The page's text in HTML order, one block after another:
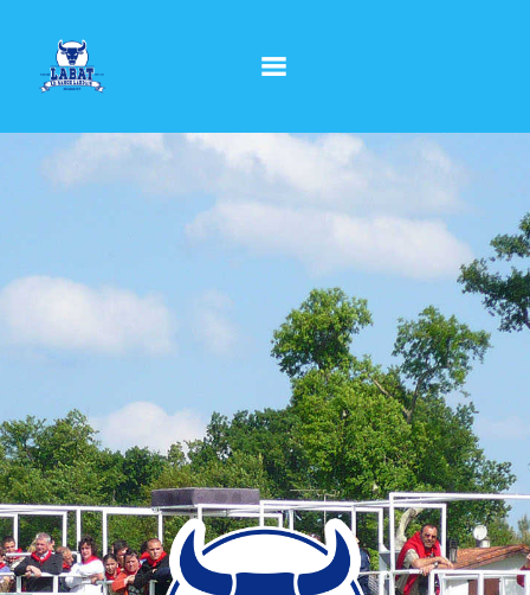
Accueil
Nos activités
Groupes / C.E.